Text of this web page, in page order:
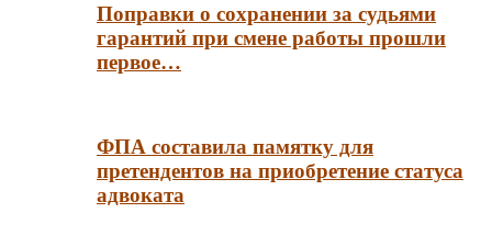
Поправки о сохранении за судьями
гарантий при смене работы прошли
первое…
ФПА составила памятку для
претендентов на приобретение статуса
адвоката